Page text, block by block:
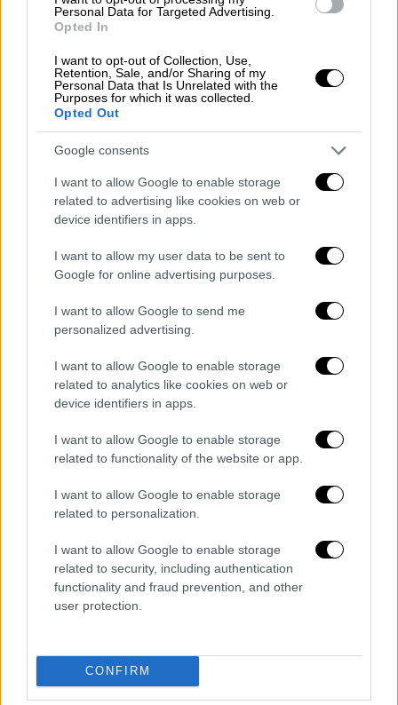
Personal Data for Targeted Advertising.
Opted In
I want to opt-out of Collection, Use,
Retention, Sale, and/or Sharing of my
Personal Data that Is Unrelated with the
Purposes for which it was collected.
Opted Out
Google consents
I want to allow Google to enable storage
related to advertising like cookies on web or
device identifiers in apps.
I want to allow my user data to be sent to
Google for online advertising purposes.
I want to allow Google to send me
personalized advertising.
I want to allow Google to enable storage
related to analytics like cookies on web or
device identifiers in apps.
I want to allow Google to enable storage
related to functionality of the website or app.
I want to allow Google to enable storage
related to personalization.
I want to allow Google to enable storage
related to security, including authentication
functionality and fraud prevention, and other
user protection.
CONFIRM
δικαστήρια. Κάτι που ανέτρεψε πλήρως το
CAS αλλάζοντας τα δεδομένα...
ΑΘΛΗΤΙΣΜΟΣ10.07.2020
ΠΑΟΚ: «Διέσυραν τη Δικαιοσύνη - Οφείλουν
σήμερα κιόλας να παραιτηθούν»
σήμερα κιόλας να παραιτηθούν»
Τάκης Μπαλτάκος: «Πρόκειται για
θρίαμβο»
«Πρόκειται για θρίαμβο. Το είπα σε όλους
υπόθεση επιστρέφει στην επιτροπή
Εφέσεων που δεσμεύεται να μπει στην ουσία